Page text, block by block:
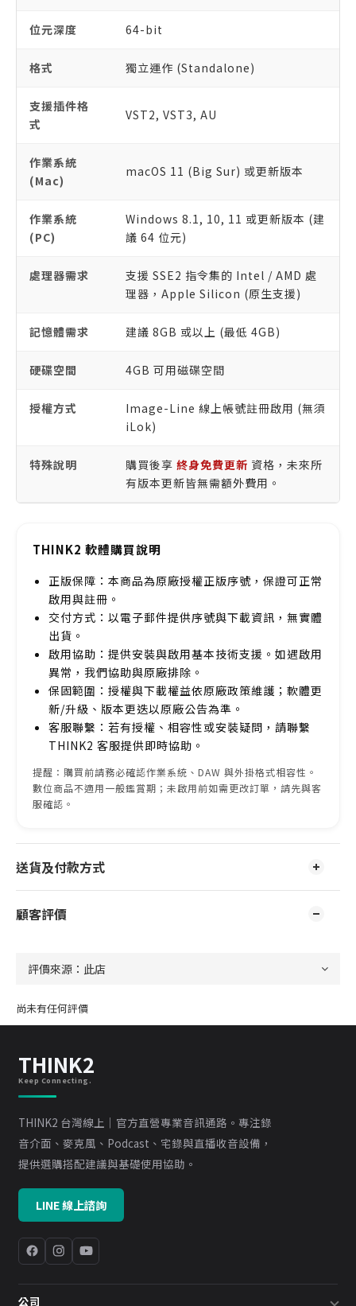
位元深度 64-bit
格式 獨立運作 (Standalone)
支援插件格
式
VST2, VST3, AU
作業系統
(Mac)
macOS 11 (Big Sur) 或更新版本
作業系統
(PC)
Windows 8.1, 10, 11 或更新版本 (建
議 64 位元)
處理器需求
支援 SSE2 指令集的 Intel / AMD 處
理器，Apple Silicon (原生支援)
記憶體需求 建議 8GB 或以上 (最低 4GB)
硬碟空間 4GB 可用磁碟空間
授權方式
Image-Line 線上帳號註冊啟用 (無須
iLok)
特殊說明 購買後享 終身免費更新 資格，未來所
有版本更新皆無需額外費用。
THINK2 軟體購買說明
正版保障：本商品為原廠授權正版序號，保證可正常
啟用與註冊。
交付方式：以電子郵件提供序號與下載資訊，無實體
出貨。
啟用協助：提供安裝與啟用基本技術支援。如遇啟用
異常，我們協助與原廠排除。
保固範圍：授權與下載權益依原廠政策維護；軟體更
新/升級、版本更迭以原廠公告為準。
客服聯繫：若有授權、相容性或安裝疑問，請聯繫
THINK2 客服提供即時協助。
提醒：購買前請務必確認作業系統、DAW 與外掛格式相容性。
數位商品不適用一般鑑賞期；未啟用前如需更改訂單，請先與客
服確認。
送貨及付款方式
顧客評價
尚未有任何評價
THINK2
Keep Connecting.
THINK2 台灣線上｜官方直營專業音訊通路。專注錄
音介面、麥克風、Podcast、宅錄與直播收音設備，
提供選購搭配建議與基礎使用協助。
LINE 線上諮詢
公司